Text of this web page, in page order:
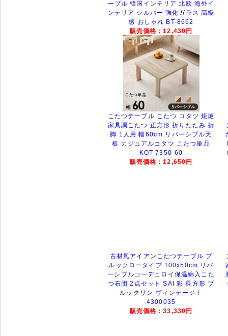
ーブル 韓国インテリア 北欧 海外イ
ンテリア シルバー 強化ガラス 高級
感 おしゃれ BT-8662
販売価格：12,430円
こたつテーブル こたつ コタツ 炬燵
家具調こたつ 正方形 折りたたみ 折
脚 1人用 幅60cm リバーシブル天
板 カジュアルコタツ こたつ単品
KOT-7350-60
販売価格：12,650円
古材風アイアンこたつテーブル ブ
ルックロータイプ 100x50cm リバ
ーシブルコーデュロイ保温綿入こた
つ布団 2点セット SAI 彩 長方形 ブ
ルックリン ヴィンテージ i-
4300035
販売価格：33,330円